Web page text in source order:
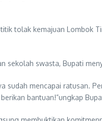
tolak kemajuan
sekolah swasta, Bupati
sudah mencapai ratusan.
bantuan!”ungkap